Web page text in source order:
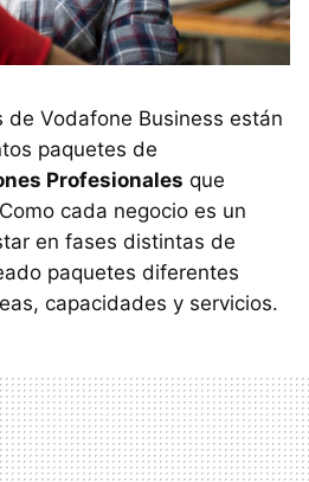
de Vodafone Business están
paquetes de
Profesionales que
cada negocio es un
en fases distintas de
paquetes diferentes
capacidades y servicios.